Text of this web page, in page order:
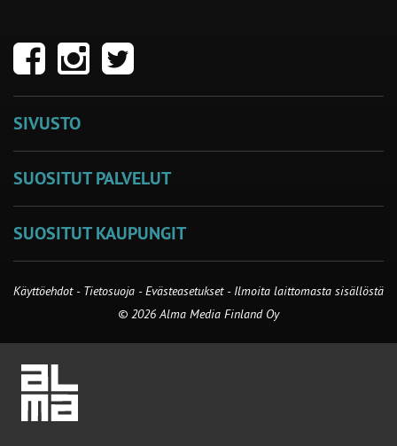
SIVUSTO
SUOSITUT PALVELUT
SUOSITUT KAUPUNGIT
Käyttöehdot - Tietosuoja -Evästeasetukset- Ilmoita laittomasta sisällöstä
© 2026 Alma Media Finland Oy